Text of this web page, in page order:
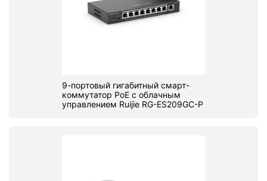
9-портовый гигабитный смарт-
коммутатор PoE с облачным
управлением Ruijie RG-ES209GC-P